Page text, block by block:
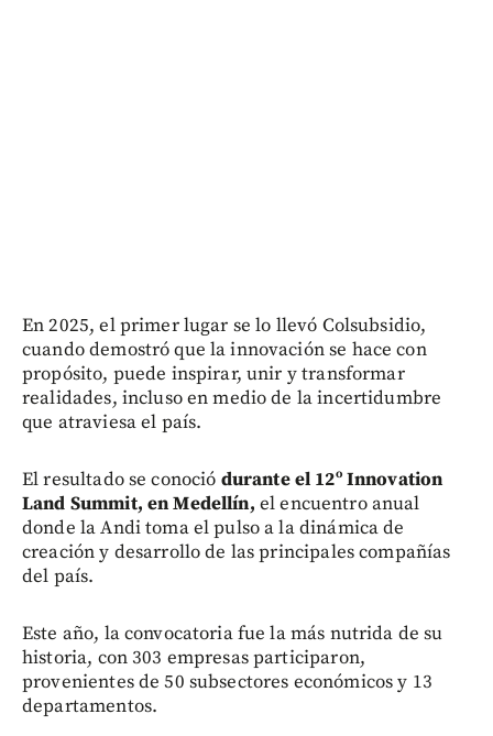
En 2025, el primer lugar se lo llevó Colsubsidio,
cuando demostró que la innovación se hace con
propósito, puede inspirar, unir y transformar
realidades, incluso en medio de la incertidumbre
que atraviesa el país.
El resultado se conoció durante el 12º Innovation
Land Summit, en Medellín, el encuentro anual
donde la Andi toma el pulso a la dinámica de
creación y desarrollo de las principales compañías
del país.
Este año, la convocatoria fue la más nutrida de su
historia, con 303 empresas participaron,
provenientes de 50 subsectores económicos y 13
departamentos.